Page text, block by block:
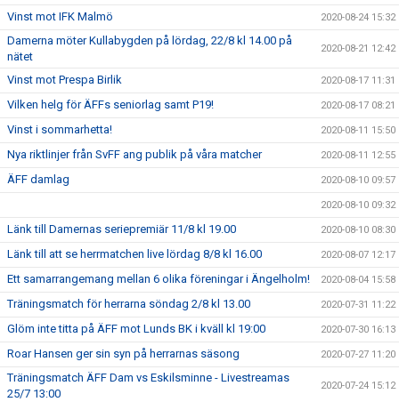
Vinst mot IFK Malmö 2020-08-24 15:32
Damerna möter Kullabygden på lördag, 22/8 kl 14.00 på
nätet
2020-08-21 12:42
Vinst mot Prespa Birlik 2020-08-17 11:31
Vilken helg för ÄFFs seniorlag samt P19! 2020-08-17 08:21
Vinst i sommarhetta! 2020-08-11 15:50
Nya riktlinjer från SvFF ang publik på våra matcher 2020-08-11 12:55
ÄFF damlag 2020-08-10 09:57
2020-08-10 09:32
Länk till Damernas seriepremiär 11/8 kl 19.00 2020-08-10 08:30
Länk till att se herrmatchen live lördag 8/8 kl 16.00 2020-08-07 12:17
Ett samarrangemang mellan 6 olika föreningar i Ängelholm! 2020-08-04 15:58
Träningsmatch för herrarna söndag 2/8 kl 13.00 2020-07-31 11:22
Glöm inte titta på ÄFF mot Lunds BK i kväll kl 19:00 2020-07-30 16:13
Roar Hansen ger sin syn på herrarnas säsong 2020-07-27 11:20
Träningsmatch ÄFF Dam vs Eskilsminne - Livestreamas
25/7 13:00
2020-07-24 15:12